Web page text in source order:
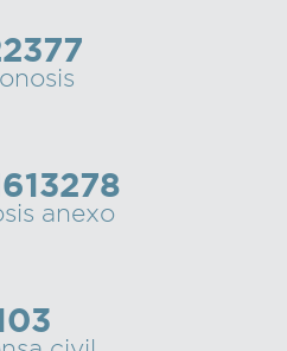
anexo